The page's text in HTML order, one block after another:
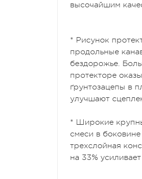
высочайшим
* Рисунок
продольные
бездорожье.
протекторе
ґрунтозацепы в
улучшают
* Широкие
смеси в
трехслойная
на 33%